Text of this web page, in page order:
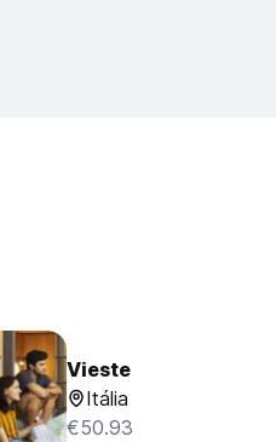
Vieste
Itália
€50.93